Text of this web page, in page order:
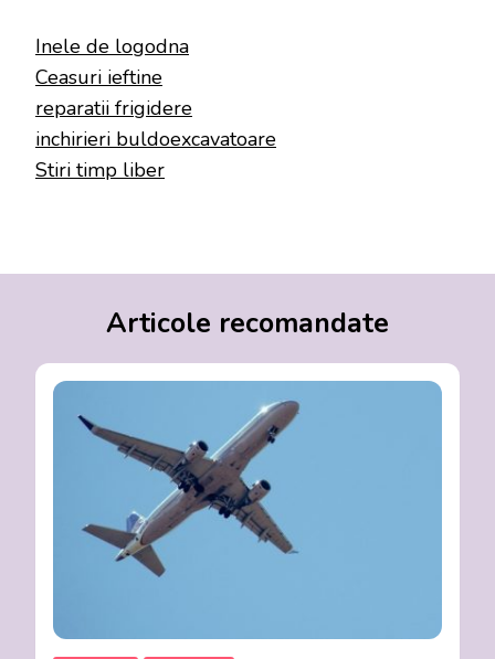
Inele de logodna
Ceasuri ieftine
reparatii frigidere
inchirieri buldoexcavatoare
Stiri timp liber
Articole recomandate